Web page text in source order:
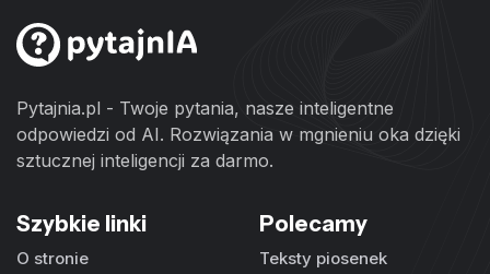
Pytajnia.pl - Twoje pytania, nasze inteligentne
odpowiedzi od AI. Rozwiązania w mgnieniu oka dzięki
sztucznej inteligencji za darmo.
Szybkie linki
O stronie
Polecamy
Teksty piosenek